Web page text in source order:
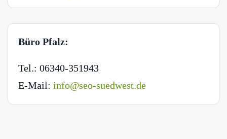
Büro Pfalz:
Tel.: 06340-351943
E-Mail: info@seo-suedwest.de